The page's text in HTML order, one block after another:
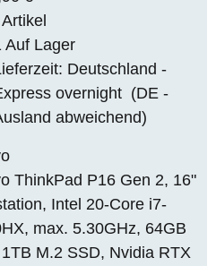
Auf Lager
Deutschland -
overnight (DE -
abweichend)
ThinkPad P16 Gen 2, 16"
Intel 20-Core i7-
max. 5.30GHz, 64GB
M.2 SSD, Nvidia RTX